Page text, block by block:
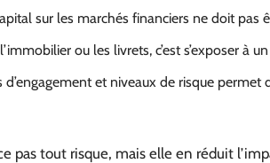
sur les marchés financiers ne doit pas
ou les livrets, c’est s’exposer à
d’engagement et niveaux de risque
pas tout risque, mais elle en réduit